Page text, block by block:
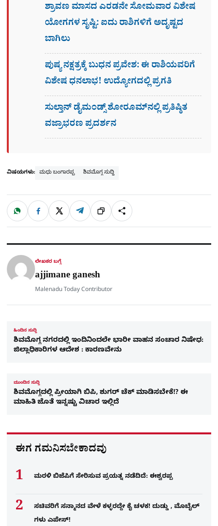
ಶ್ರಾವಣ ಮಾಸದ ಎರಡನೇ ಸೋಮವಾರ ವಿಶೇಷ
ಯೋಗಗಳ ಸೃಷ್ಟಿ: ಐದು ರಾಶಿಗಳಿಗೆ ಅದೃಷ್ಟದ
ಬಾಗಿಲು
ಪುಷ್ಯ ನಕ್ಷತ್ರಕ್ಕೆ ಬುಧನ ಪ್ರವೇಶ: ಈ ರಾಶಿಯವರಿಗೆ
ವಿಶೇಷ ಧನಲಾಭ! ಉದ್ಯೋಗದಲ್ಲಿ ಪ್ರಗತಿ
ಸುಲ್ತಾನ್ ಡೈಮಂಡ್ಸ್ ಶೋರೂಮ್‌ನಲ್ಲಿ ಪ್ರತಿಷ್ಠಿತ
ವಜ್ರಾಭರಣ ಪ್ರದರ್ಶನ
ವಿಷಯಗಳು: ಮಧು ಬಂಗಾರಪ್ಪ ಶಿವಮೊಗ್ಗ ಸುದ್ದಿ
ಹಂಚಿಕೊಳ್ಳಿ
W
a
t
p
p
F
c
e
o
k
X T
l
e
a
m
ಲಿಂ
ಕ್
S
h
a
ಲೇಖಕರ ಬಗ್ಗೆ
ajjimane ganesh
Malenadu Today Contributor
ಹಿಂದಿನ ಸುದ್ದಿ
ಶಿವಮೊಗ್ಗ ನಗರದಲ್ಲಿ ಇಂದಿನಿಂದಲೇ ಭಾರೀ ವಾಹನ ಸಂಚಾರ ನಿಷೇಧ:
ಜಿಲ್ಲಾಧಿಕಾರಿಗಳ ಆದೇಶ : ಕಾರಣವೇನು
ಮುಂದಿನ ಸುದ್ದಿ
ಶಿವಮೊಗ್ಗದಲ್ಲಿ ಪ್ರೀಯಾಗಿ ಬಿಪಿ, ಶುಗರ್ ಚೆಕ್​ ಮಾಡಿಸಬೇಕೆ!? ಈ
ಮಾಹಿತಿ ಜೊತೆ ಇನ್ನಷ್ಟು ವಿಚಾರ ಇಲ್ಲಿದೆ
ಈಗ ಗಮನಿಸಬೇಕಾದವು
ಮರಳಿ ಬಿಜೆಪಿಗೆ ಸೇರಿಸುವ ಪ್ರಯತ್ನ ನಡೆದಿದೆ: ಈಶ್ವರಪ್ಪ
ಸಚಿವರಿಗೆ ಸನ್ಮಾನದ ವೇಳೆ ಕಳ್ಳರದ್ದೇ ಕೈ ಚಳಕ! ದುಡ್ಡು , ಮೊಬೈಲ್​
ಗಳು ಎಪೇಸ್!